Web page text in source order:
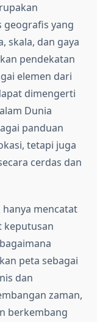
geografis yang
skala, dan gaya
pendekatan
elemen dari
dimengerti
Dunia
panduan
tetapi juga
cerdas dan
mencatat
keputusan
peta sebagai
dan
zaman,
berkembang